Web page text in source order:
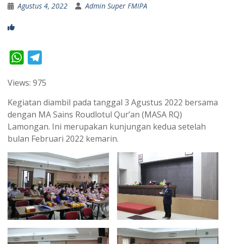
Agustus 4, 2022 Admin Super FMIPA
W
a
t
s
A
p
p
l
e
g
r
a
m
Views: 975
Kegiatan diambil pada tanggal 3 Agustus 2022 bersama
dengan MA Sains Roudlotul Qur’an (MASA RQ)
Lamongan. Ini merupakan kunjungan kedua setelah
bulan Februari 2022 kemarin.